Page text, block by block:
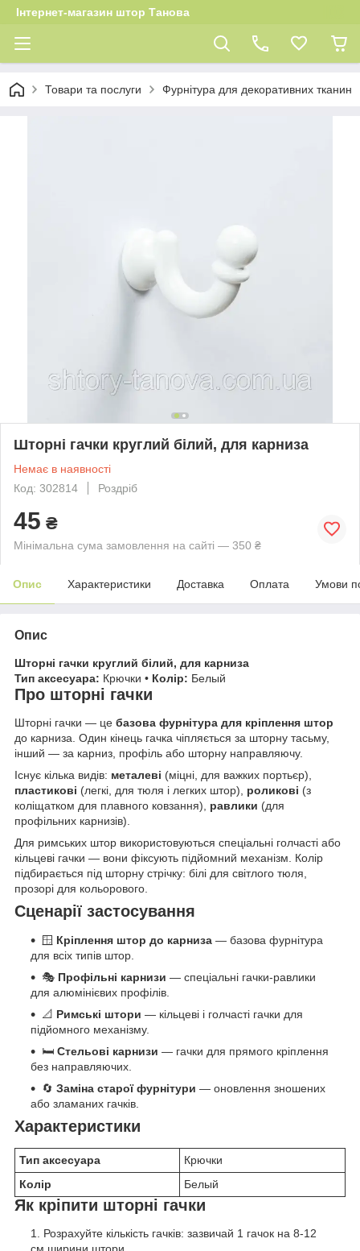
Інтернет-магазин штор Танова
Товари та послуги Фурнітура для декоративних тканин
Шторні гачки круглий білий, для карниза
Немає в наявності
Код: 302814
Роздріб
45 ₴
Мінімальна сума замовлення на сайті — 350 ₴
Опис Характеристики Доставка Оплата Умови
Опис
Шторні гачки круглий білий, для карниза
Тип аксесуара: Крючки • Колір: Белый
Про шторні гачки
Шторні гачки — це базова фурнітура для кріплення штор
до карниза. Один кінець гачка чіпляється за шторну тасьму,
інший — за карниз, профіль або шторну направляючу.
Існує кілька видів: металеві (міцні, для важких портьєр),
пластикові (легкі, для тюля і легких штор), роликові (з
коліщатком для плавного ковзання), равлики (для
профільних карнизів).
Для римських штор використовуються спеціальні голчасті або
кільцеві гачки — вони фіксують підйомний механізм. Колір
підбирається під шторну стрічку: білі для світлого тюля,
прозорі для кольорового.
Сценарії застосування
🪟 Кріплення штор до карниза — базова фурнітура
для всіх типів штор.
🎭 Профільні карнизи — спеціальні гачки-равлики
для алюмінієвих профілів.
📐 Римські штори — кільцеві і голчасті гачки для
підйомного механізму.
🛏️ Стельові карнизи — гачки для прямого кріплення
без направляючих.
🔄 Заміна старої фурнітури — оновлення зношених
або зламаних гачків.
Характеристики
Тип аксесуара
Крючки
Колір
Белый
Як кріпити шторні гачки
Розрахуйте кількість гачків: зазвичай 1 гачок на 8-12